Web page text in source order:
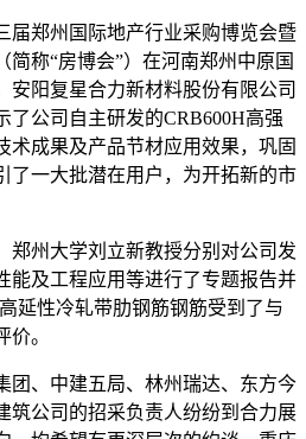
郑州国际地产行业采购博览会暨
称“房博会”）在河南郑州中原国
安阳复星合力新材料股份有限公司
了公司自主研发的CRB600H高强
术成果及产品节材应用效果，巩固
了一大批潜在用户，为开拓新的市
州大学刘立新教授分别对公司发
能及工程应用等进行了专题报告并
延性冷轧带肋钢筋钢筋受到了与
。
、中建五局、林州瑞达、东方今
筑公司的招采负责人纷纷到合力展